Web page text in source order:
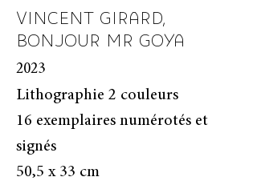
VINCENT GIRARD,
BONJOUR MR GOYA
2023
Lithographie 2 couleurs
16 exemplaires numérotés et
signés
50,5 x 33 cm